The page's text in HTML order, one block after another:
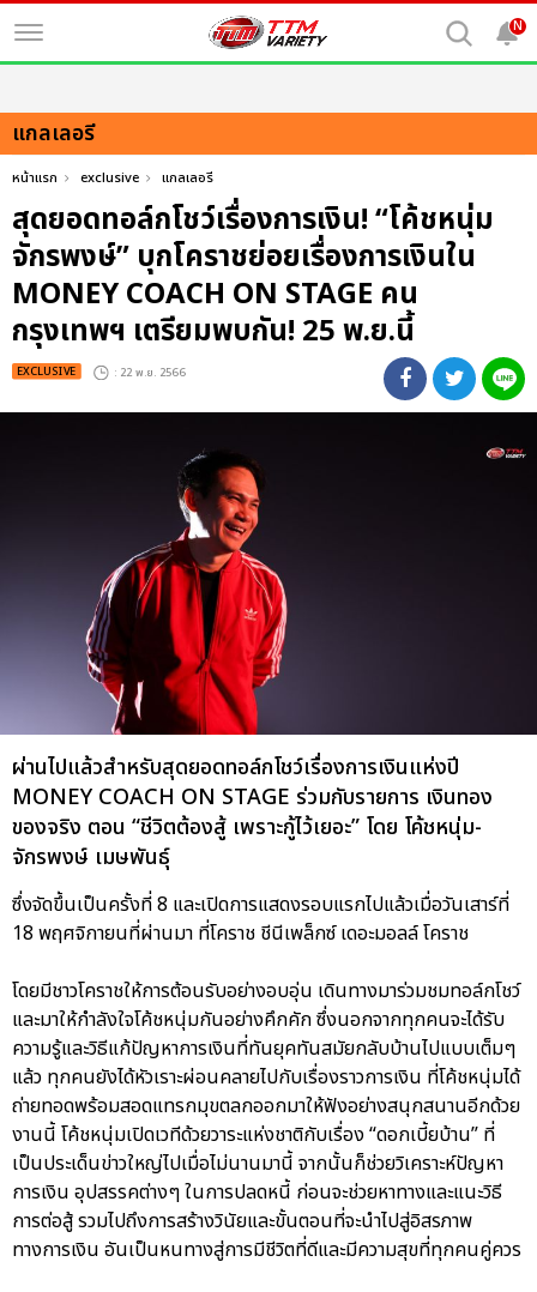
N
แกลเลอรี
หน้าแรก exclusive แกลเลอรี
สุดยอดทอล์กโชว์เรื่องการเงิน! “โค้ชหนุ่ม
จักรพงษ์” บุกโคราชย่อยเรื่องการเงินใน
MONEY COACH ON STAGE คน
กรุงเทพฯ เตรียมพบกัน! 25 พ.ย.นี้
EXCLUSIVE : 22 พ.ย. 2566
ผ่านไปแล้วสำหรับสุดยอดทอล์กโชว์เรื่องการเงินแห่งปี
MONEY COACH ON STAGE ร่วมกับรายการ เงินทอง
ของจริง ตอน “ชีวิตต้องสู้ เพราะกู้ไว้เยอะ” โดย โค้ชหนุ่ม-
จักรพงษ์ เมษพันธุ์
ซึ่งจัดขึ้นเป็นครั้งที่ 8 และเปิดการแสดงรอบแรกไปแล้วเมื่อวันเสาร์ที่
18 พฤศจิกายนที่ผ่านมา ที่โคราช ชีนีเพล็กซ์ เดอะมอลล์ โคราช
โดยมีชาวโคราชให้การต้อนรับอย่างอบอุ่น เดินทางมาร่วมชมทอล์กโชว์
และมาให้กำลังใจโค้ชหนุ่มกันอย่างคึกคัก ซึ่งนอกจากทุกคนจะได้รับ
ความรู้และวิธีแก้ปัญหาการเงินที่ทันยุคทันสมัยกลับบ้านไปแบบเต็มๆ
แล้ว ทุกคนยังได้หัวเราะผ่อนคลายไปกับเรื่องราวการเงิน ที่โค้ชหนุ่มได้
ถ่ายทอดพร้อมสอดแทรกมุขตลกออกมาให้ฟังอย่างสนุกสนานอีกด้วย
งานนี้ โค้ชหนุ่มเปิดเวทีด้วยวาระแห่งชาติกับเรื่อง “ดอกเบี้ยบ้าน” ที่
เป็นประเด็นข่าวใหญ่ไปเมื่อไม่นานมานี้ จากนั้นก็ช่วยวิเคราะห์ปัญหา
การเงิน อุปสรรคต่างๆ ในการปลดหนี้ ก่อนจะช่วยหาทางและแนะวิธี
การต่อสู้ รวมไปถึงการสร้างวินัยและขั้นตอนที่จะนำไปสู่อิสรภาพ
ทางการเงิน อันเป็นหนทางสู่การมีชีวิตที่ดีและมีความสุขที่ทุกคนคู่ควร